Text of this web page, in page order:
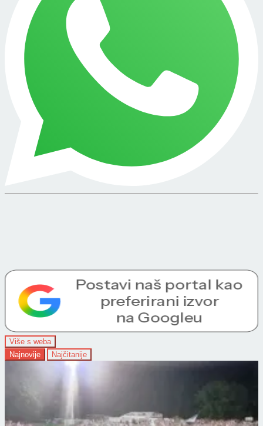
Više s weba
Najnovije
Najčitanije